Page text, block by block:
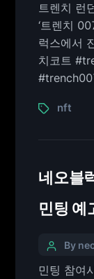
트렌치 런
‘트렌치
럭스에서
치코트
nft
네오블
민팅 예
By
민팅 참여